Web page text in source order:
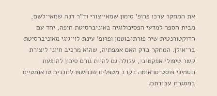
את המחקר ערכו פרופ’ סימון שמאי־צורי וד”ר דנה שמאי־לשם,
מבית הספר למדעי הפסיכולוגיה באוניברסיטת חיפה, יחד עם
הדוקטורנטית שיר פורת־בוטמן ופרופ’ עינת לוי־גיגי מאוניברסיטת
בר־אילן. המחקר בדק האם אמפתיה, שהיא מרכיב חיוני ליצירת
קשר טיפולי אפקטיבי, עלולה גם להיות גורם סיכון להופעת
תסמיני פוסט־טראומה בקרב מטפלים שנחשפו לתכנים טראומטיים
במסגרת עבודתם.